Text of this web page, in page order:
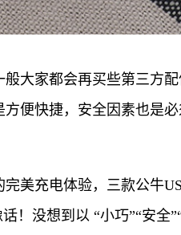
大家都会再买些第三方
便快捷，安全因素也是
美充电体验，三款公牛
！没想到以 “小巧”“安